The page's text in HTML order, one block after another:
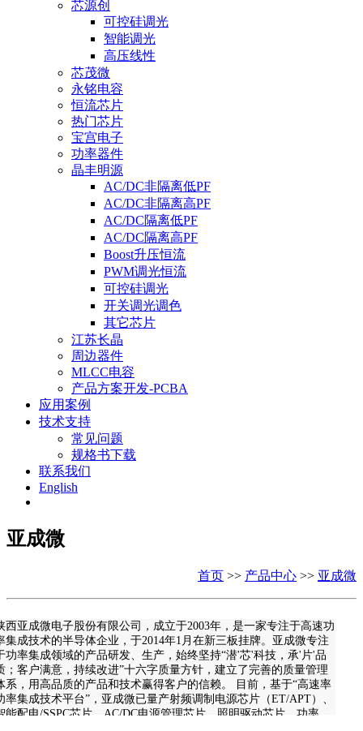
芯源创
可控硅调光
智能调光
高压线性
芯茂微
永铭电容
恒流芯片
热门芯片
宝宫电子
功率器件
晶丰明源
AC/DC非隔离低PF
AC/DC非隔离高PF
AC/DC隔离低PF
AC/DC隔离高PF
Boost升压恒流
PWM调光恒流
可控硅调光
开关调光调色
其它芯片
江苏长晶
周边器件
MLCC电容
产品方案开发-PCBA
应用案例
技术支持
常见问题
规格书下载
联系我们
English
亚成微
首页 >> 产品中心 >> 亚成微
西亚成微电子股份有限公司，成立于2003年，是一家专注于高速功
集成技术的半导体企业，于2014年1月在新三板挂牌。亚成微专注
功率集成领域的产品研发、生产，始终坚持“潜'芯'科技，承'片'品
；客户满意，持续改进”十六字质量方针，建立了完善的质量管理
系，用高品质的产品和技术赢得客户的信赖。 目前，基于“高速率
率集成技术平台”，亚成微已量产射频调制电源芯片（ET/APT）、
能配电/SSPC芯片、AC/DC电源管理芯片、照明驱动芯片、功率